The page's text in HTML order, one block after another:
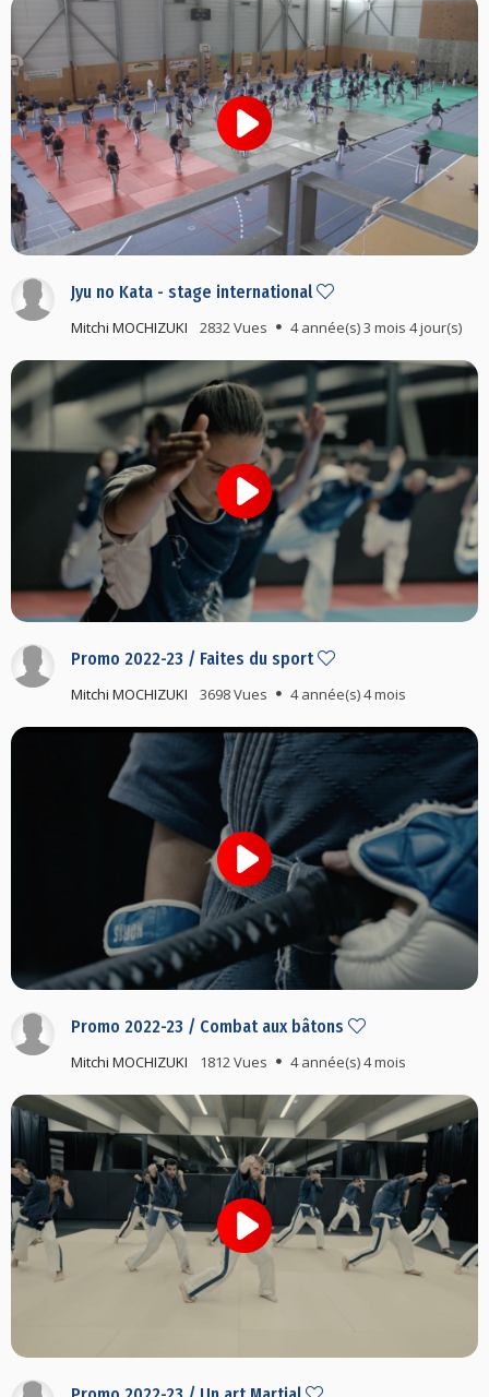
Jyu no Kata - stage international
Mitchi MOCHIZUKI 2832 Vues 4 année(s) 3 mois 4 jour(s)
Promo 2022-23 / Faites du sport
Mitchi MOCHIZUKI 3698 Vues 4 année(s) 4 mois
Promo 2022-23 / Combat aux bâtons
Mitchi MOCHIZUKI 1812 Vues 4 année(s) 4 mois